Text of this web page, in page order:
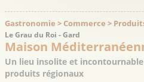
Gastronomie > Commerce >
Le Grau du Roi - Gard
Maison
Un lieu insolite et
produits régionaux